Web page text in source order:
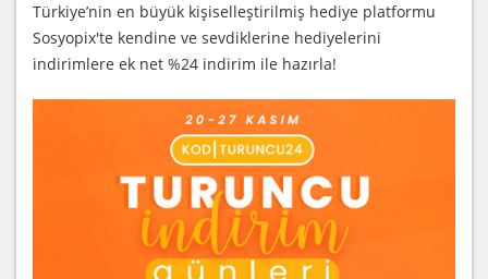
Türkiye’nin en büyük kişiselleştirilmiş hediye platformu
Sosyopix'te kendine ve sevdiklerine hediyelerini
indirimlere ek net %24 indirim ile hazırla!